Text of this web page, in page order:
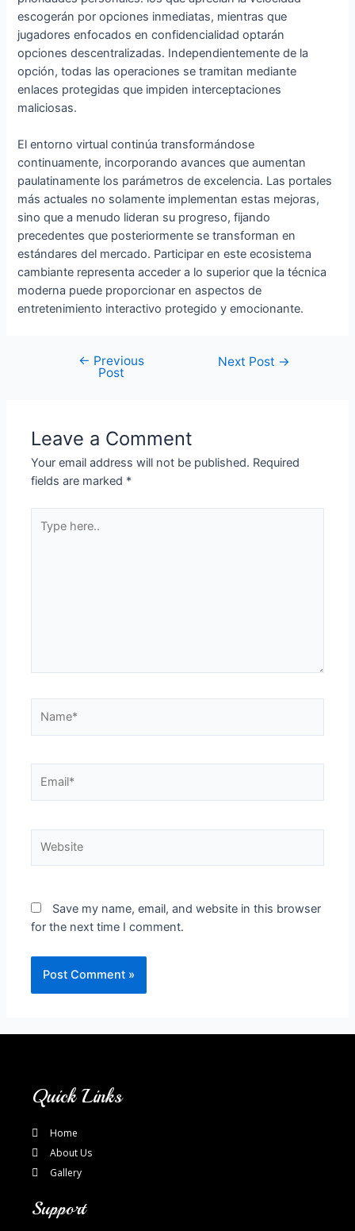
escogerán por opciones inmediatas, mientras que
jugadores enfocados en confidencialidad optarán
opciones descentralizadas. Independientemente de la
opción, todas las operaciones se tramitan mediante
enlaces protegidas que impiden interceptaciones
maliciosas.
El entorno virtual continúa transformándose
continuamente, incorporando avances que aumentan
paulatinamente los parámetros de excelencia. Las portales
más actuales no solamente implementan estas mejoras,
sino que a menudo lideran su progreso, fijando
precedentes que posteriormente se transforman en
estándares del mercado. Participar en este ecosistema
cambiante representa acceder a lo superior que la técnica
moderna puede proporcionar en aspectos de
entretenimiento interactivo protegido y emocionante.
← Previous
Post
Next Post →
Leave a Comment
Your email address will not be published. Required
fields are marked *
Save my name, email, and website in this browser
for the next time I comment.
Quick Links
Home
About Us
Gallery
Support